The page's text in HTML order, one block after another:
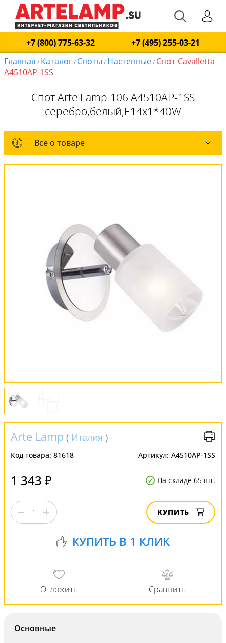
+7 (800) 775-63-32
+7 (495) 255-03-21
Главная / Каталог/ Споты / Настенные/ Спот Cavalletta
A4510AP-1SS
Спот Arte Lamp 106 A4510AP-1SS
серебро,белый,E14x1*40W
Все о товаре
Все о товаре
Оплата и доставка
Обмен и возврат
Установка
Arte Lamp ( Италия )
Код товара: 81618 Артикул: A4510AP-1SS
1 343 ₽ На складе 65 шт.
КУПИТЬ
Основные